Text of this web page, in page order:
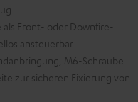
als Front- oder Downfire-
ansteuerbar
M6-Schraube
zur sicheren Fixierung von